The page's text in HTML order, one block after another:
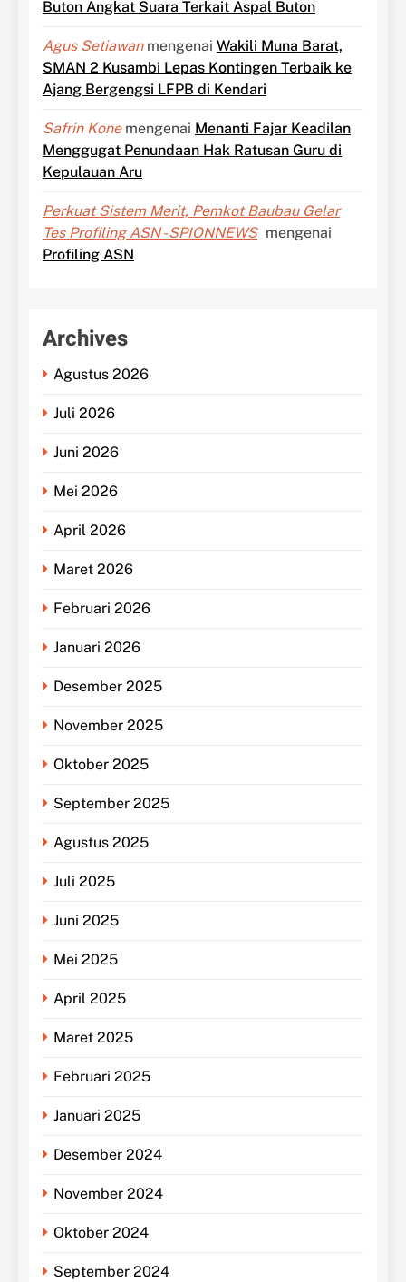
Buton Angkat Suara Terkait Aspal Buton
Agus Setiawanmengenai Wakili Muna Barat,
SMAN 2 Kusambi Lepas Kontingen Terbaik ke
Ajang Bergengsi LFPB di Kendari
Safrin Konemengenai Menanti Fajar Keadilan
Menggugat Penundaan Hak Ratusan Guru di
Kepulauan Aru
Perkuat Sistem Merit, Pemkot Baubau Gelar
Tes Profiling ASN - SPIONNEWS mengenai
Profiling ASN
Archives
Agustus 2026
Juli 2026
Juni 2026
Mei 2026
April 2026
Maret 2026
Februari 2026
Januari 2026
Desember 2025
November 2025
Oktober 2025
September 2025
Agustus 2025
Juli 2025
Juni 2025
Mei 2025
April 2025
Maret 2025
Februari 2025
Januari 2025
Desember 2024
November 2024
Oktober 2024
September 2024